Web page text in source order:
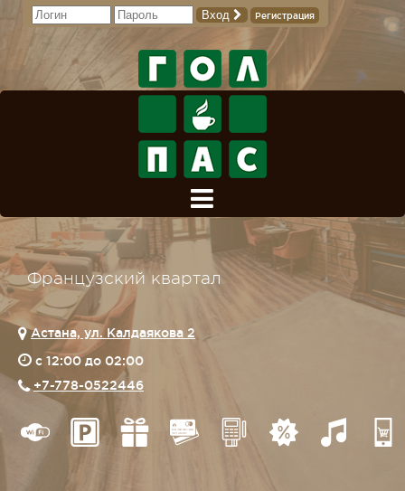
Вход Регистрация
Французский квартал
Астана, ул. Калдаякова 2
c 12:00 до 02:00
+7-778-0522446